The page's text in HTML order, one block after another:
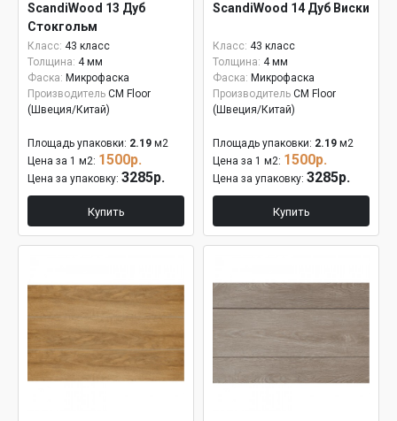
ScandiWood 13 Дуб
Стокгольм
Класс: 43 класс
Толщина: 4 мм
Фаска: Микрофаска
Производитель CM Floor
(Швеция/Китай)
Площадь упаковки: 2.19 м2
Цена за 1 м2: 1500р.
Цена за упаковку: 3285р.
Купить
ScandiWood 14 Дуб Виски
Класс: 43 класс
Толщина: 4 мм
Фаска: Микрофаска
Производитель CM Floor
(Швеция/Китай)
Площадь упаковки: 2.19 м2
Цена за 1 м2: 1500р.
Цена за упаковку: 3285р.
Купить